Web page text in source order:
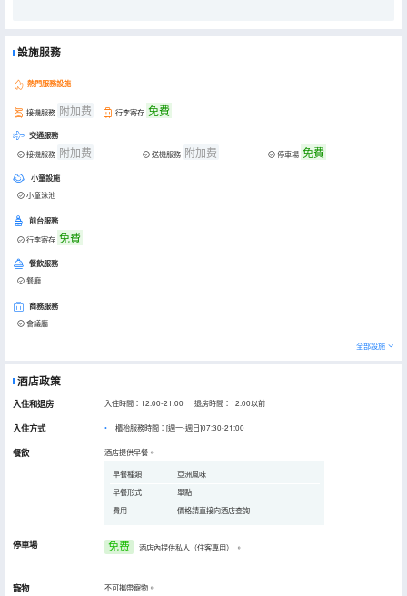
設施服務
熱門服務設施
接機服務 附加费 行李寄存 免費
交通服務
接機服務 附加费 送機服務 附加费 停車場 免費
小童設施
小童泳池
前台服務
行李寄存 免費
餐飲服務
餐廳
商務服務
會議廳
全部設施
酒店政策
入住和退房 入住時間：12:00-21:00 退房時間：12:00以前
入住方式 櫃枱服務時間：[週一-週日]07:30-21:00
餐飲 酒店提供早餐。
早餐種類
亞洲風味
早餐形式
單點
費用
價格請直接向酒店查詢
停車場 免费 酒店內提供私人（住客專用） 。
寵物 不可攜帶寵物。